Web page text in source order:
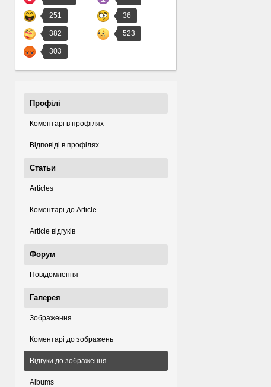
251 36
382 523
303
Профілі
Коментарі в профілях
Відповіді в профілях
Статьи
Articles
Коментарі до Article
Article відгуків
Форум
Повідомлення
Галерея
Зображення
Коментарі до зображень
Відгуки до зображення
Albums